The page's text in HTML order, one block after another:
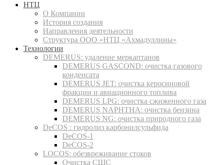
НТЦ
О Компании
История создания
Направления деятельности
Структура ООО «НТЦ «Ахмадуллины»
Технологии
DEMERUS: удаление меркаптанов
DEMERUS GASCOND: очистка газового
конденсата
DEMERUS JET: очистка керосиновой
фракции и авиационного топлива
DEMERUS LPG: очистка сжиженного газа
DEMERUS NAPHTHA: очистка бензина
DEMERUS NG: очистка природного газа
DeCOS : гидролиз карбонилсульфида
DeCOS-1
DeCOS-2
LOCOS: обезвреживание стоков
Очистка СЩС